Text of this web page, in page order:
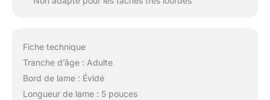
Fiche technique
Tranche d’âge : Adulte
Bord de lame : Évidé
Longueur de lame : 5 pouces